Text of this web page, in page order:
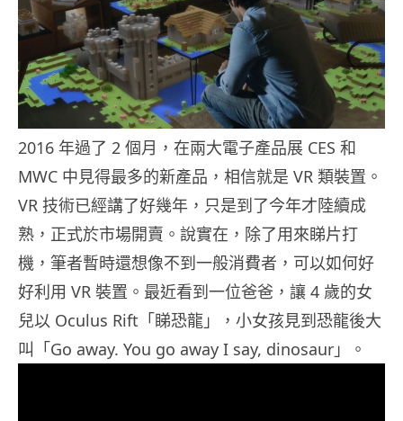
2016 年過了 2 個月，在兩大電子產品展 CES 和
MWC 中見得最多的新產品，相信就是 VR 類裝置。
VR 技術已經講了好幾年，只是到了今年才陸續成
熟，正式於市場開賣。說實在，除了用來睇片打
機，筆者暫時還想像不到一般消費者，可以如何好
好利用 VR 裝置。最近看到一位爸爸，讓 4 歲的女
兒以 Oculus Rift「睇恐龍」，小女孩見到恐龍後大
叫「Go away. You go away I say, dinosaur」。